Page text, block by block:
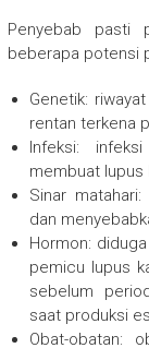
Penyebab pasti
beberapa potensi
Genetik:
rentan terkena
Infeksi:
membuat lupus
Sinar
dan
Hormon:
pemicu lupus
sebelum
saat produksi
Obat-obatan: